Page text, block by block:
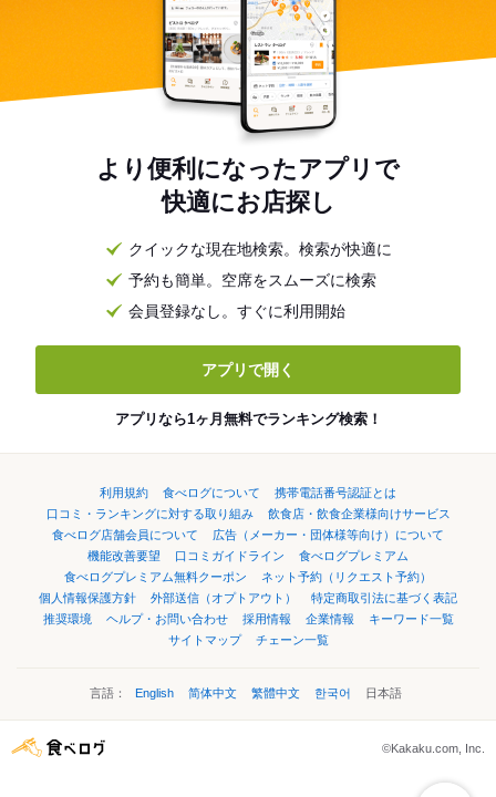
より便利になったアプリで
快適にお店探し
クイックな現在地検索。検索が快適に
予約も簡単。空席をスムーズに検索
会員登録なし。すぐに利用開始
アプリで開く
アプリなら1ヶ月無料でランキング検索！
利用規約 食べログについて
携帯電話番号認証とは
口コミ・ランキングに対する取り組み
飲食店・飲食企業様向けサービス
食べログ店舗会員について
広告（メーカー・団体様等向け）について
機能改善要望
口コミガイドライン
食べログプレミアム
食べログプレミアム無料クーポン
ネット予約（リクエスト予約）
個人情報保護方針
外部送信（オプトアウト）
特定商取引法に基づく表記
推奨環境
ヘルプ・お問い合わせ 採用情報 企業情報
キーワード一覧
サイトマップ
チェーン一覧
言語： English 简体中文 繁體中文 한국어 日本語
©Kakaku.com, Inc.